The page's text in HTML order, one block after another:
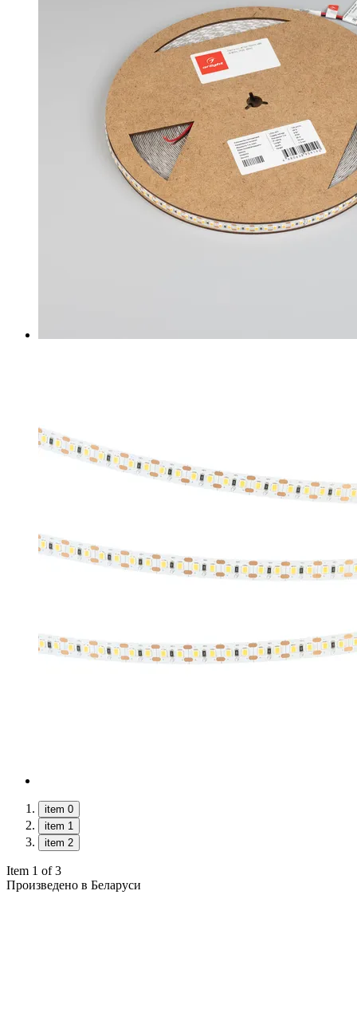
item 0
item 1
item 2
Item 1 of 3
Произведено в Беларуси